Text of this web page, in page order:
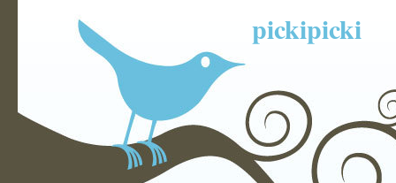
pickipicki